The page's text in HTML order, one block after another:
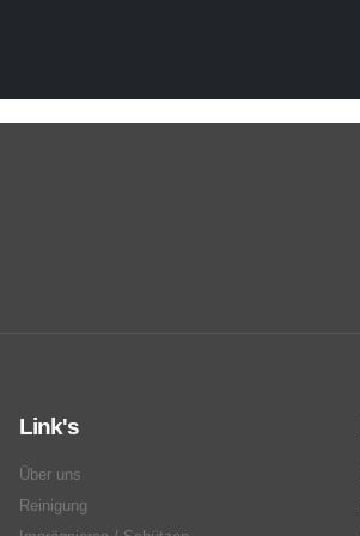
Link's
Über uns
Reinigung